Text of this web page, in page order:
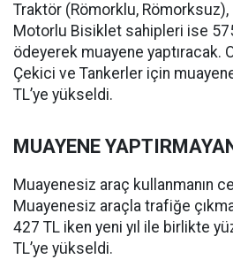
Traktör (Römorklu,
Motorlu Bisiklet sahipleri ise
ödeyerek muayene yaptıracak.
Çekici ve Tankerler için
TL’ye yükseldi.
MUAYENE
Muayenesiz araç kullanmanın
Muayenesiz araçla trafiğe
427 TL iken yeni yıl ile birlikte
TL’ye yükseldi.